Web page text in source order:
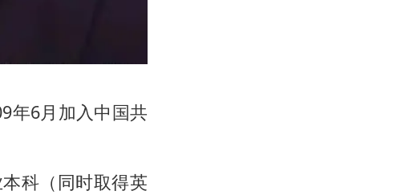
年6月加入中国共
科（同时取得英